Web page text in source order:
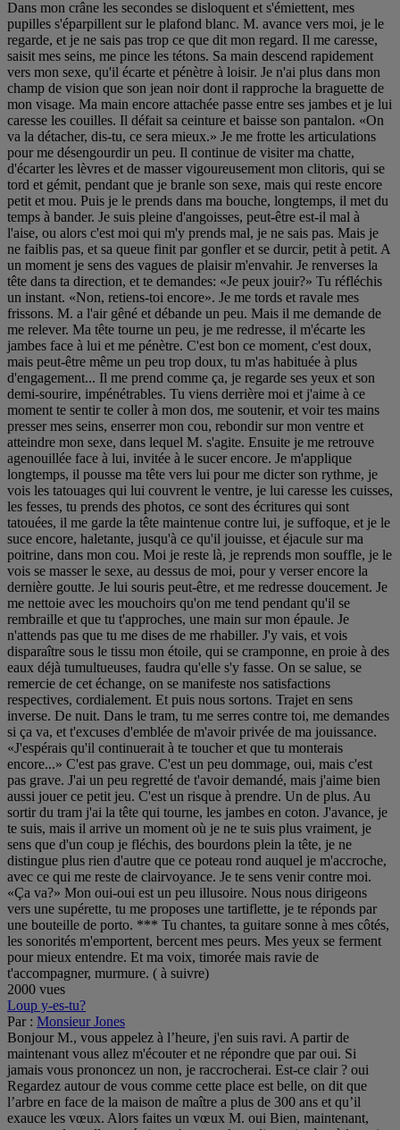
2000 vues
Loup y-es-tu?
Par : Monsieur Jones
Bonjour M., vous appelez à l’heure, j'en suis ravi. A partir de
maintenant vous allez m'écouter et ne répondre que par oui. Si
jamais vous prononcez un non, je raccrocherai. Est-ce clair ? oui
Regardez autour de vous comme cette place est belle, on dit que
l’arbre en face de la maison de maître a plus de 300 ans et qu’il
exauce les vœux. Alors faites un vœux M. oui Bien, maintenant,